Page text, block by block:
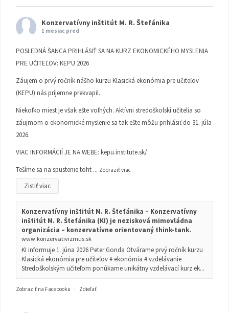
Konzervatívny inštitút M. R. Štefánika
1 mesiac pred
POSLEDNÁ ŠANCA PRIHLÁSIŤ SA NA KURZ EKONOMICKÉHO MYSLENIA
PRE UČITEĽOV: KEPU 2026
Záujem o prvý ročník nášho kurzu Klasická ekonómia pre učiteľov
(KEPU) nás príjemne prekvapil.
Niekoľko miest je však ešte voľných. Aktívni stredoškolskí učitelia so
záujmom o ekonomické myslenie sa tak ešte môžu prihlásiť do 31. júla
2026.
VIAC INFORMÁCIÍ JE NA WEBE: kepu.institute.sk/
Tešíme sa na spustenie toht ... Zobraziť viac
Zistiť viac
Konzervatívny inštitút M. R. Štefánika – Konzervatívny
inštitút M. R. Štefánika (KI) je nezisková mimovládna
organizácia – konzervatívne orientovaný think-tank.
www.konzervativizmus.sk
KI informuje 1. júna 2026 Peter Gonda Otvárame prvý ročník kurzu
Klasická ekonómia pre učiteľov # ekonómia # vzdelávanie
Stredoškolským učiteľom ponúkame unikátny vzdelávací kurz ek...
Zobraziť na Facebooku · Zdieľať